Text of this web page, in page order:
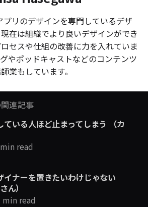
プリのデザインを専門しているデザ
在は組織でより良いデザインができ
セスや仕組の改善に力を入れていま
やポッドキャストなどのコンテンツ
業もしています。
連記事
ている人ほど止まってしまう （カ
read
イナーを置きたいわけじゃない
ん）
min read